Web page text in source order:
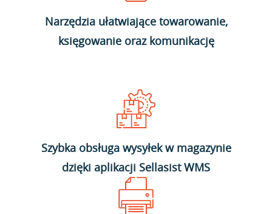
Narzędzia ułatwiające towarowanie,
księgowanie oraz komunikację
Szybka obsługa wysyłek w magazynie
dzięki aplikacji Sellasist WMS